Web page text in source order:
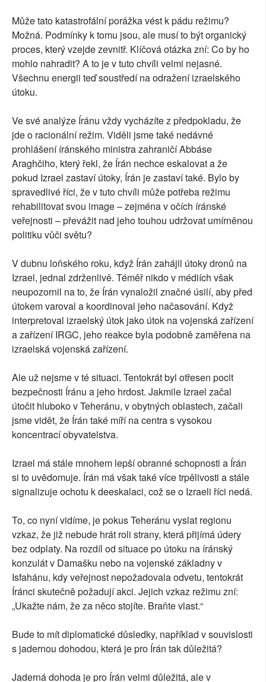
Může tato katastrofální porážka vést k pádu režimu?
Možná. Podmínky k tomu jsou, ale musí to být organický
proces, který vzejde zevnitř. Klíčová otázka zní: Co by ho
mohlo nahradit? A to je v tuto chvíli velmi nejasné.
Všechnu energii teď soustředí na odražení izraelského
útoku.
Ve své analýze Íránu vždy vycházíte z předpokladu, že
jde o racionální režim. Viděli jsme také nedávné
prohlášení íránského ministra zahraničí Abbáse
Araghčiho, který řekl, že Írán nechce eskalovat a že
pokud Izrael zastaví útoky, Írán je zastaví také. Bylo by
spravedlivé říci, že v tuto chvíli může potřeba režimu
rehabilitovat svou image – zejména v očích íránské
veřejnosti – převážit nad jeho touhou udržovat umírněnou
politiku vůči světu?
V dubnu loňského roku, když Írán zahájil útoky dronů na
Izrael, jednal zdrženlivě. Téměř nikdo v médiích však
neupozornil na to, že Írán vynaložil značné úsilí, aby před
útokem varoval a koordinoval jeho načasování. Když
interpretoval izraelský útok jako útok na vojenská zařízení
a zařízení IRGC, jeho reakce byla podobně zaměřena na
izraelská vojenská zařízení.
Ale už nejsme v té situaci. Tentokrát byl otřesen pocit
bezpečnosti Íránu a jeho hrdost. Jakmile Izrael začal
útočit hluboko v Teheránu, v obytných oblastech, začali
jsme vidět, že Írán také míří na centra s vysokou
koncentrací obyvatelstva.
Izrael má stále mnohem lepší obranné schopnosti a Írán
si to uvědomuje. Írán má však také více trpělivosti a stále
signalizuje ochotu k deeskalaci, což se o Izraeli říci nedá.
To, co nyní vidíme, je pokus Teheránu vyslat regionu
vzkaz, že již nebude hrát roli strany, která přijímá údery
bez odplaty. Na rozdíl od situace po útoku na íránský
konzulát v Damašku nebo na vojenské základny v
Isfahánu, kdy veřejnost nepožadovala odvetu, tentokrát
Íránci skutečně požadují akci. Jejich vzkaz režimu zní:
„Ukažte nám, že za něco stojíte. Braňte vlast.“
Bude to mít diplomatické důsledky, například v souvislosti
s jadernou dohodou, která je pro Írán tak důležitá?
Jaderná dohoda je pro Írán velmi důležitá, ale v